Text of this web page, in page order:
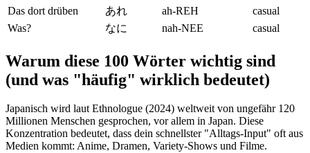
Das dort drüben
あれ ah-REH
casual
Was?
なに nah-NEE casual
Warum diese 100 Wörter wichtig sind
(und was "häufig" wirklich bedeutet)
Japanisch wird laut Ethnologue (2024) weltweit von ungefähr 120
Millionen Menschen gesprochen, vor allem in Japan. Diese
Konzentration bedeutet, dass dein schnellster "Alltags-Input" oft aus
Medien kommt: Anime, Dramen, Variety-Shows und Filme.